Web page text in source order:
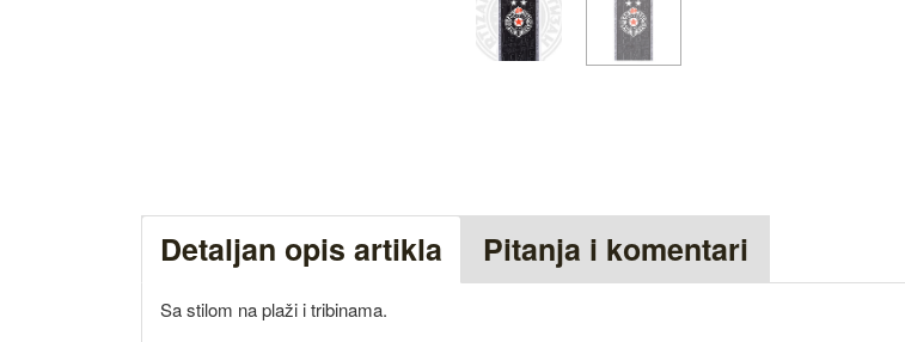
Detaljan opis artikla Pitanja i komentari
Sa stilom na plaži i tribinama.